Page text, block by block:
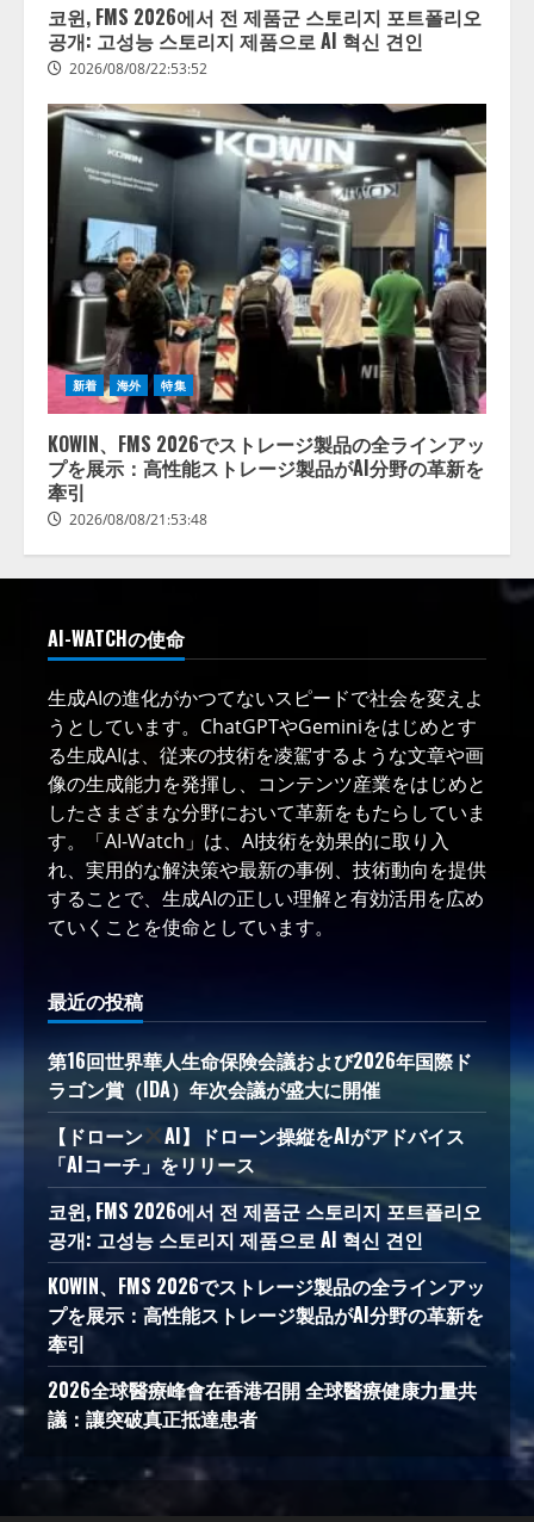
코윈, FMS 2026에서 전 제품군 스토리지 포트폴리오
공개: 고성능 스토리지 제품으로 AI 혁신 견인
2026/08/08/22:53:52
新着 海外 特集
KOWIN、FMS 2026でストレージ製品の全ラインアッ
プを展示：高性能ストレージ製品がAI分野の革新を
牽引
2026/08/08/21:53:48
AI-WATCHの使命
生成AIの進化がかつてないスピードで社会を変えよ
うとしています。ChatGPTやGeminiをはじめとす
る生成AIは、従来の技術を凌駕するような文章や画
像の生成能力を発揮し、コンテンツ産業をはじめと
したさまざまな分野において革新をもたらしていま
す。「AI-Watch」は、AI技術を効果的に取り入
れ、実用的な解決策や最新の事例、技術動向を提供
することで、生成AIの正しい理解と有効活用を広め
ていくことを使命としています。
最近の投稿
第16回世界華人生命保険会議および2026年国際ド
ラゴン賞（IDA）年次会議が盛大に開催
【ドローン
AI】ドローン操縦をAIがアドバイス
「AIコーチ」をリリース
코윈, FMS 2026에서 전 제품군 스토리지 포트폴리오
공개: 고성능 스토리지 제품으로 AI 혁신 견인
KOWIN、FMS 2026でストレージ製品の全ラインアッ
プを展示：高性能ストレージ製品がAI分野の革新を
牽引
2026全球醫療峰會在香港召開 全球醫療健康力量共
議：讓突破真正抵達患者